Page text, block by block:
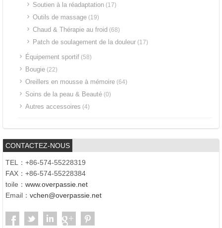
Soutien à la réadaptation (17)
Outils de massage (19)
Chaud & Thérapie au froid (68)
Patch de soulagement de la douleur (17)
Équipement sportif (58)
Bougie (22)
Oreillers en mousse à mémoire (64)
Soins de la peau & Beauté (0)
Autres accessoires (4)
CONTACTEZ-NOUS
TEL：+86-574-55228319
FAX：+86-574-55228384
toile： www.overpassie.net
Email： vchen@overpassie.net